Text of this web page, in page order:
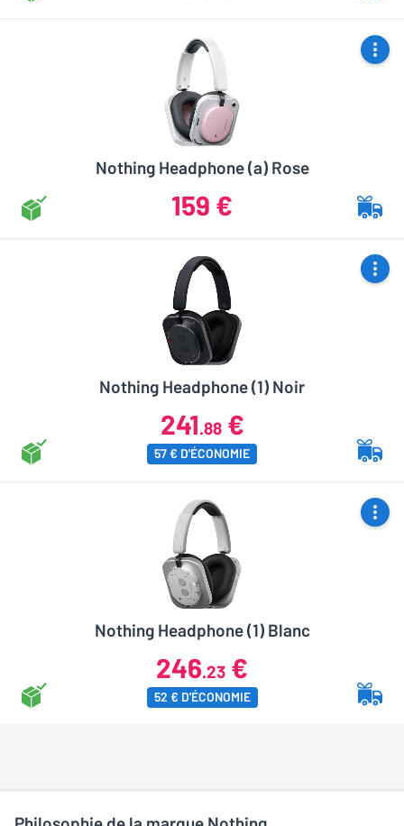
Nothing Headphone (a) Rose
159 €
Nothing Headphone (1) Noir
241.88€
57 € D'ÉCONOMIE
Nothing Headphone (1) Blanc
246.23 €
52 € D'ÉCONOMIE